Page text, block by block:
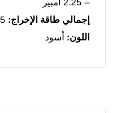
⎓
إجمالي طاقة الإخراج:
اللون: أسود